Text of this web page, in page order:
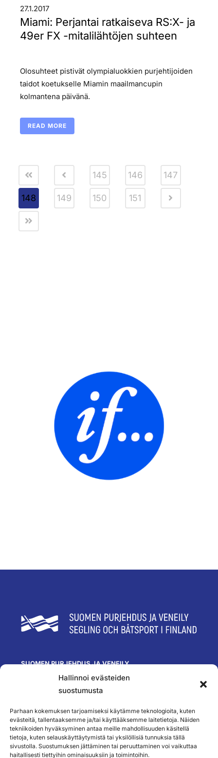
Hallinnoi evästeiden
suostumusta
Parhaan kokemuksen tarjoamiseksi käytämme teknologioita, kuten
evästeitä, tallentaaksemme ja/tai käyttääksemme laitetietoja. Näiden
tekniikoiden hyväksyminen antaa meille mahdollisuuden käsitellä
tietoja, kuten selauskäyttäytymistä tai yksilöllisiä tunnuksia tällä
sivustolla. Suostumuksen jättäminen tai peruuttaminen voi vaikuttaa
haitallisesti tiettyihin ominaisuuksiin ja toimintoihin.
27.1.2017
Miami: Perjantai ratkaiseva RS:X- ja
49er FX -mitalilähtöjen suhteen
Olosuhteet pistivät olympialuokkien purjehtijoiden
taidot koetukselle Miamin maailmancupin
kolmantena päivänä.
READ MORE
145 146 147
148 149 150 151
SUOMEN PURJEHDUS JA VENEILY
Olympiastadion
Paavo Nurmen tie 1
Yhteystiedot
SEURAA MEITÄ